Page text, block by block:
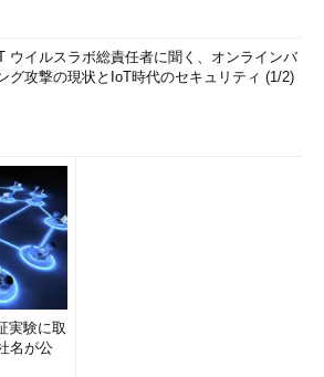
ウイルスラボ総責任者に聞く、オンラインバ
グ攻撃の現状とIoT時代のセキュリティ (1/2)
実験に取
名が公